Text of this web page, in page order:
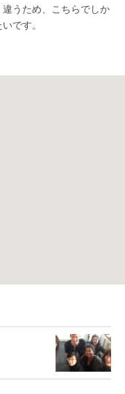
うため、こちらでしか
です。